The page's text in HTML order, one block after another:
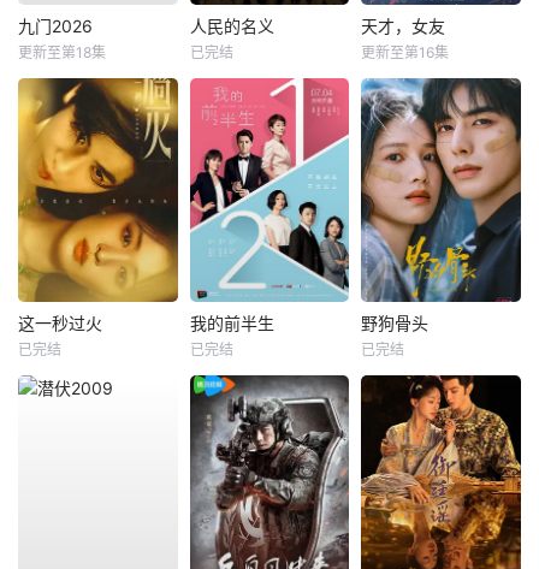
九门2026
更新至第18集
人民的名义
已完结
天才，女友
更新至第16集
这一秒过火
已完结
我的前半生
已完结
野狗骨头
已完结